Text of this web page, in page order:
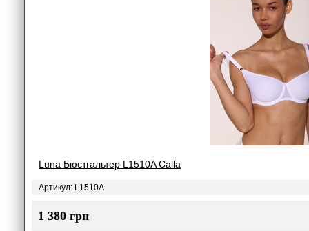
Luna Бюстгальтер L1510A Сalla
Артикул: L1510A
1 380 грн